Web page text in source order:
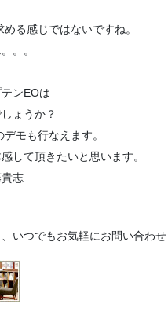
る感じではないですね。
。。
ンEOは
ょうか？
モも行なえます。
して頂きたいと思います。
志
いつでもお気軽にお問い合わ